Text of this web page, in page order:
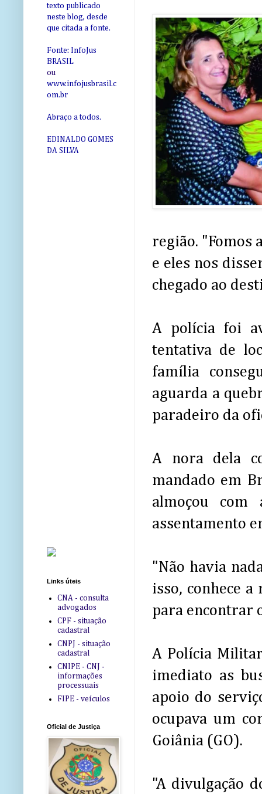
região. "Fomos
e eles nos
chegado ao
A polícia foi
tentativa de
família
aguarda a
paradeiro da
A nora dela
mandado em
almoçou
assentamento
"Não havia
isso, conhece
para encontrar
A Polícia
imediato as
apoio do
ocupava um
Goiânia (GO).
"A divulgação
texto publicado
neste blog, desde
que citada a fonte.
Fonte: InfoJus
BRASIL
ou
www.infojusbrasil.c
om.br
Abraço a todos.
EDINALDO GOMES
DA SILVA
Links úteis
CNA - consulta
advogados
CPF - situação
cadastral
CNPJ - situação
cadastral
CNIPE - CNJ -
informações
processuais
FIPE - veículos
Oficial de Justiça